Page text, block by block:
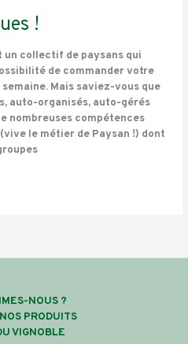
!
un collectif de paysans qui
de commander votre
Mais saviez-vous que
auto-organisés, auto-gérés
nombreuses compétences
le métier de Paysan !) dont
NOUS ?
PRODUITS
VIGNOBLE